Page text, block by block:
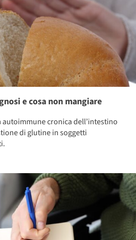
e cosa non mangiare
autoimmune cronica dell’intestino
di glutine in soggetti